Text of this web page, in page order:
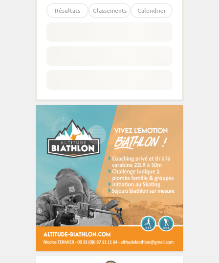
Résultats Classements Calendrier